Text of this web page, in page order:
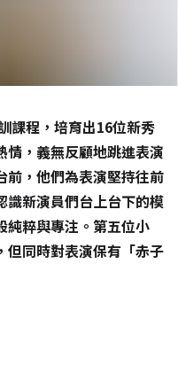
課程，培育出16位新秀
情，義無反顧地跳進表演
前，他們為表演堅持往前
識新演員們台上台下的模
純粹與專注。第五位小
但同時對表演保有「赤子